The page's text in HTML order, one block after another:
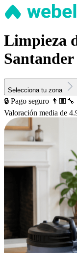
Limpieza
Santander
Selecciona tu zona
🔒 Pago seguro 👨🏼‍🔧
Valoración media de